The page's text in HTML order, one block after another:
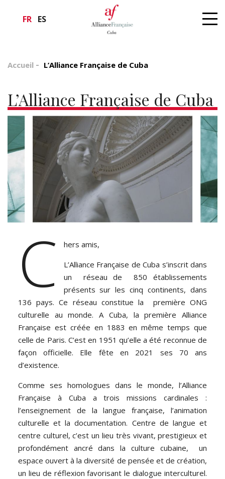
ES
FR
Accueil L’Alliance Française de Cuba
L’Alliance Française de Cuba
C
hers amis,
L’Alliance Française de Cuba s’inscrit dans
un réseau de 850 établissements
présents sur les cinq continents, dans
136 pays. Ce réseau constitue la première ONG
culturelle au monde. A Cuba, la première Alliance
Française est créée en 1883 en même temps que
celle de Paris. C’est en 1951 qu’elle a été reconnue de
façon officielle. Elle fête en 2021 ses 70 ans
d’existence.
Comme ses homologues dans le monde, l’Alliance
Française à Cuba a trois missions cardinales :
l’enseignement de la langue française, l’animation
culturelle et la documentation. Centre de langue et
centre culturel, c’est un lieu très vivant, prestigieux et
profondément ancré dans la culture cubaine, un
espace ouvert à la diversité de pensée et de création,
un lieu de réflexion favorisant le dialogue interculturel.